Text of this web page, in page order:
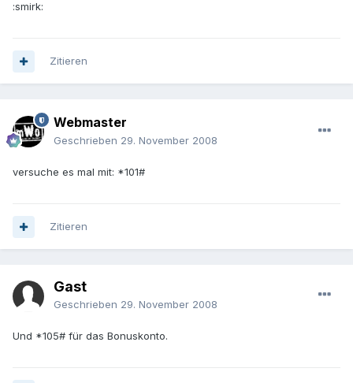
:smirk:
Zitieren
Webmaster
Geschrieben 29. November 2008
versuche es mal mit: *101#
Zitieren
Gast
Geschrieben 29. November 2008
Und *105# für das Bonuskonto.